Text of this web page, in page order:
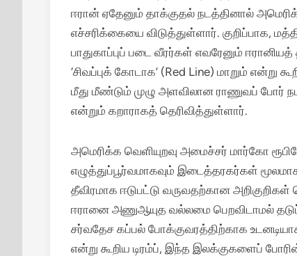
ஈரான் ஏதேனும் தாக்குதல் நடத்தினால்
எச்சரிக்கையை விடுத்துள்ளார். குறிப்பாக,
பாதுகாப்புப் படை வீரர்கள் எவரேனும்
‘சிவப்புக் கோடாக’ (Red Line) மாறும்
மீது மீண்டும் முழு அளவிலான ராணுவப் போர்
என்றும் கறாராகத் தெரிவித்துள்ளார்.
அமெரிக்க வெளியுறவு அமைச்சர் மார்கோ
எழுத்துப்பூர்வமாகவும் இடைத்தரகர்கள்
தீவிரமாக ஈடுபட்டு வருவதற்கான அறிகுறிகள்
ஈரானை அணுஆயுத வல்லமை பெறவிடாமல்
சர்வதேச கப்பல் போக்குவரத்திற்காக
என்று கூறிய டிரம்ப், இந்த இலக்குகளைப்